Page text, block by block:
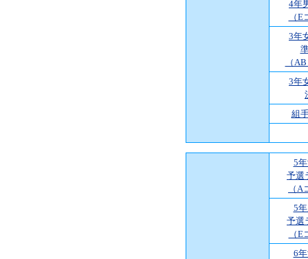
4年
（
3年
（
3年
組
5
予選
（
5
予選
（
6